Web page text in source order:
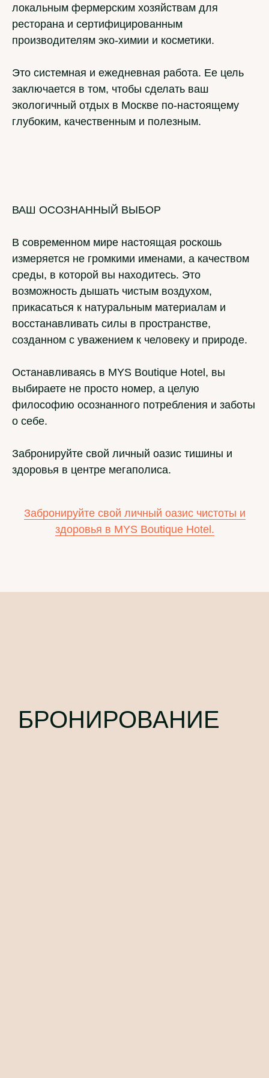
локальным фермерским хозяйствам для
ресторана и сертифицированным
производителям эко-химии и косметики.
Это системная и ежедневная работа. Ее цель
заключается в том, чтобы сделать ваш
экологичный отдых в Москве по-настоящему
глубоким, качественным и полезным.
ВАШ ОСОЗНАННЫЙ ВЫБОР
В современном мире настоящая роскошь
измеряется не громкими именами, а качеством
среды, в которой вы находитесь. Это
возможность дышать чистым воздухом,
прикасаться к натуральным материалам и
восстанавливать силы в пространстве,
созданном с уважением к человеку и природе.
Останавливаясь в MYS Boutique Hotel, вы
выбираете не просто номер, а целую
философию осознанного потребления и заботы
о себе.
Забронируйте свой личный оазис тишины и
здоровья в центре мегаполиса.
Забронируйте свой личный оазис чистоты и
здоровья в MYS Boutique Hotel.
БРОНИРОВАНИЕ